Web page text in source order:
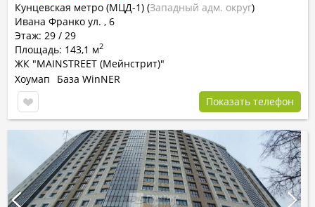
Кунцевская метро (МЦД-1) (Западный адм. округ)
Ивана Франко ул. , 6
Этаж: 29 / 29
Площадь: 143,1 м2
ЖК "MAINSTREET (Мейнстрит)"
Хоумап
База WinNER
Показать телефон